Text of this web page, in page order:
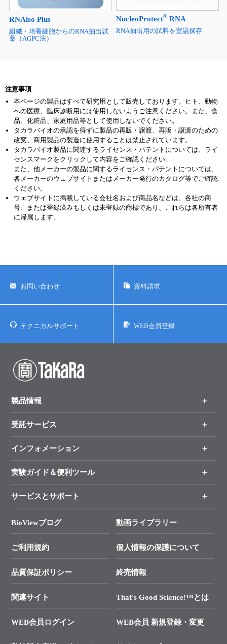
RNAiso Plus
組織・培養細胞からのRNA抽出試
薬（AGPC法）
NucleoProtect® RNA
RNA抽出用の試料を室温保存
注意事項
本ページの製品はすべて研究用として販売しております。ヒト、動物
への医療、臨床診断用には使用しないようご注意ください。また、食
品、化粧品、家庭用品等として使用しないでください。
タカラバイオの承認を得ずに製品の再販・譲渡、再販・譲渡のための
改変、商用製品の製造に使用することは禁止されています。
タカラバイオ製品に関連するライセンス・パテントについては、ライ
センスマークをクリックして内容をご確認ください。
また、他メーカーの製品に関するライセンス・パテントについては、
各メーカーのウェブサイトまたはメーカー発行のカタログ等でご確認
ください。
ウェブサイトに掲載している会社名および商品名などは、各社の商
号、または登録済みもしくは未登録の商標であり、これらは各所有者
に帰属します。
お問い合わせ 資料請求
テクニカルサポート WEB会員登録
製品情報
製品一覧
手法から製品を探す
新製品情報
受託サービス
オンライン注文
インフォメーション
キャンペーン
タカラバイオ各種会員募集のお知らせ
終売製品のお知らせ
価格改定のご案内
技術セミナーのご案内
タカラバイオ発表文献
実験ガイド＆便利ツール
リアルタイムPCR実験のススメ
幹細胞・再生医療研究ガイド
クローニング実験ガイド
SMARTer NGSポータルサイト
プライマー設計
制限酵素切断サイトの検索
ユーザーズボイス集
サービスとサポート
総合お問い合わせ
├ 実験コンシェルジュ
├ 受託サービスお問い合わせ
BioViewブログ 動画ライブラリー
ご利用規約 個人情報の保護について
品質保証ポリシー 終売情報
関連サイト That's Good Science!™とは
WEB会員ログイン WEB会員 新規登録・変更